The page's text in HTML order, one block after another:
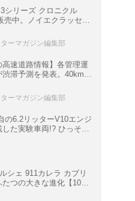
3シリーズ クロニクル
売中。ノイエクラッセか
ーマガジン編集部
高速道路情報】各管理運
渋滞予測を発表。40km以
ーマガジン編集部
の6.2リッターV10エンジ
した実験車両!? ひっそり
トタイプ」とは
シェ 911カレラ カブリ
たつの大きな進化【10年